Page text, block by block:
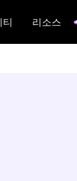
티 리소스